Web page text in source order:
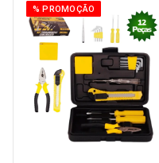
% PROMOÇÃO